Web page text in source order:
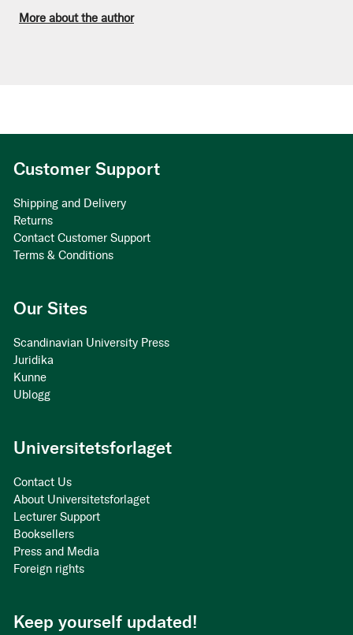
More about the author
Customer Support
Shipping and Delivery
Returns
Contact Customer Support
Terms & Conditions
Our Sites
Scandinavian University Press
Juridika
Kunne
Ublogg
Universitetsforlaget
Contact Us
About Universitetsforlaget
Lecturer Support
Booksellers
Press and Media
Foreign rights
Keep yourself updated!